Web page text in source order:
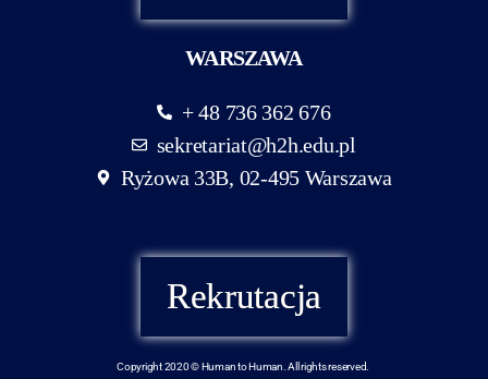
WARSZAWA
+ 48 736 362 676
sekretariat@h2h.edu.pl
Ryżowa 33B, 02-495 Warszawa
Rekrutacja
Copyright 2020 © Human to Human. All rights reserved.